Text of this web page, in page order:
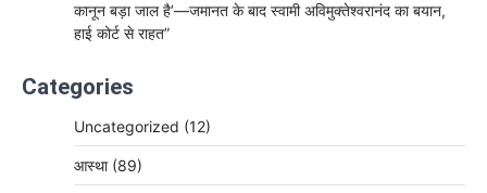
कानून बड़ा जाल है’—जमानत के बाद स्वामी अविमुक्तेश्वरानंद का बयान,
हाई कोर्ट से राहत”
Categories
Uncategorized (12)
आस्था (89)